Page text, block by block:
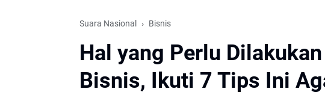
Suara Nasional Bisnis
Hal yang Perlu
Bisnis, Ikuti 7 Tips Ini